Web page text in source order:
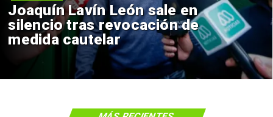
Joaquín Lavín León sale en
silencio tras revocación de
medida cautelar